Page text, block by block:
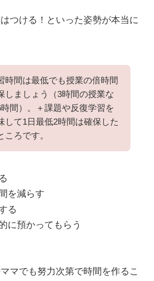
つける！といった姿勢が本当に
時間は最低でも授業の倍時間
しましょう（3時間の授業な
時間）。＋課題や反復学習を
して1日最低2時間は確保した
ころです。
を減らす
る
に預かってもらう
マでも努力次第で時間を作るこ